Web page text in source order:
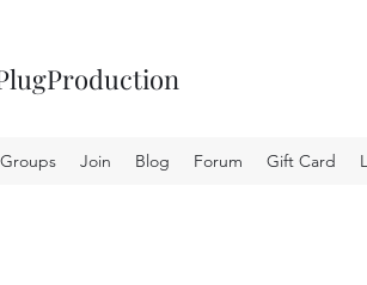
Groups Join Blog Forum Gift Card